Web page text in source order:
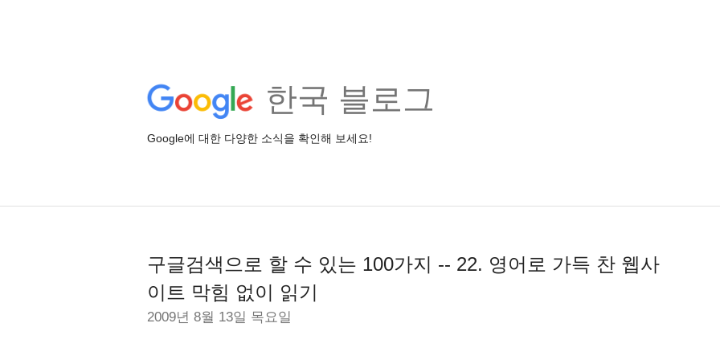
한국 블로그
Google에 대한 다양한 소식을 확인해 보세요!
구글검색으로 할 수 있는 100가지 -- 22. 영어로 가득 찬 웹사
이트 막힘 없이 읽기
2009년 8월 13일 목요일